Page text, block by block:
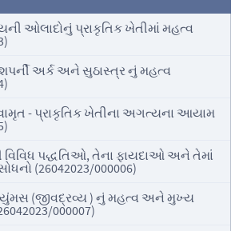
ઓલાદોનું પ્રાકૃતિક ખેતીમાં મહત્વ
અર્ક અને સુઠાસ્ત્ર નું મહત્વ
- પ્રાકૃતિક ખેતીના અગત્યના આયામ
વિવિધ પદ્ધતિઓ, તેના ફાયદાઓ અને તેમાં
(26042023/000006)
(જીવદ્રવ્ય ) નું મહત્વ અને મુખ્ય
000007)